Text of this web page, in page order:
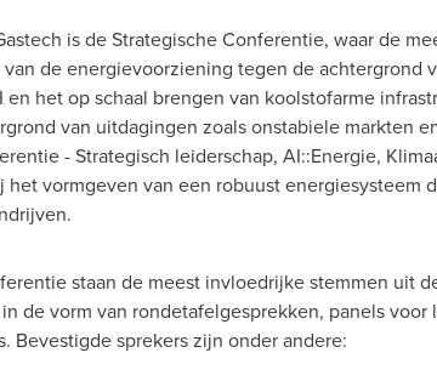
is de Strategische Conferentie, waar de
de energievoorziening tegen de
het op schaal brengen van koolstofarme
van uitdagingen zoals onstabiele markten
- Strategisch leiderschap, AI::Energie,
vormgeven van een robuust energiesysteem
staan de meest invloedrijke stemmen uit
de vorm van rondetafelgesprekken, panels
Bevestigde sprekers zijn onder andere: